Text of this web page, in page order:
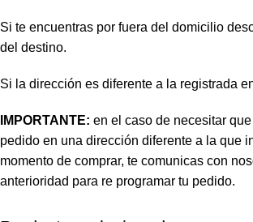
Si te encuentras por fuera del domicilio
del destino.
Si la dirección es diferente a la registrada
IMPORTANTE: en el caso de necesitar
pedido en una dirección diferente a la que
momento de comprar, te comunicas con
anterioridad para re programar tu pedido.